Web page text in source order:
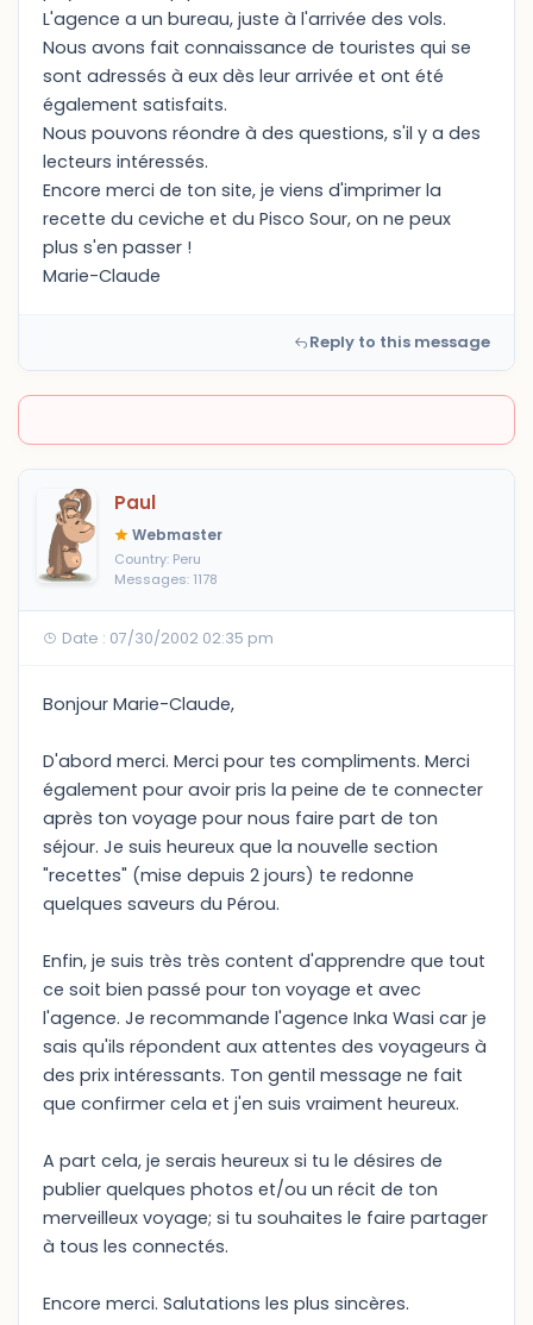
L'agence a un bureau, juste à l'arrivée des vols.
Nous avons fait connaissance de touristes qui se
sont adressés à eux dès leur arrivée et ont été
également satisfaits.
Nous pouvons réondre à des questions, s'il y a des
lecteurs intéressés.
Encore merci de ton site, je viens d'imprimer la
recette du ceviche et du Pisco Sour, on ne peux
plus s'en passer !
Marie-Claude
Reply to this message
Paul
Webmaster
Country: Peru
Messages: 1178
Date : 07/30/2002 02:35 pm
Bonjour Marie-Claude,
D'abord merci. Merci pour tes compliments. Merci
également pour avoir pris la peine de te connecter
après ton voyage pour nous faire part de ton
séjour. Je suis heureux que la nouvelle section
"recettes" (mise depuis 2 jours) te redonne
quelques saveurs du Pérou.
Enfin, je suis très très content d'apprendre que tout
ce soit bien passé pour ton voyage et avec
l'agence. Je recommande l'agence Inka Wasi car je
sais qu'ils répondent aux attentes des voyageurs à
des prix intéressants. Ton gentil message ne fait
que confirmer cela et j'en suis vraiment heureux.
A part cela, je serais heureux si tu le désires de
publier quelques photos et/ou un récit de ton
merveilleux voyage; si tu souhaites le faire partager
à tous les connectés.
Encore merci. Salutations les plus sincères.